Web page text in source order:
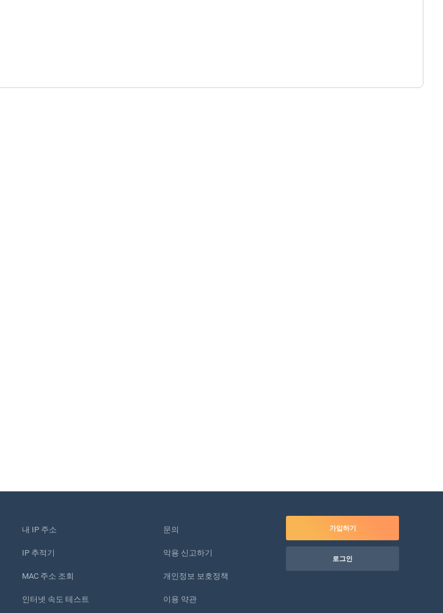
내 IP 주소
IP 추적기
MAC 주소 조회
인터넷 속도 테스트
문의
악용 신고하기
개인정보 보호정책
이용 약관
가입하기
로그인